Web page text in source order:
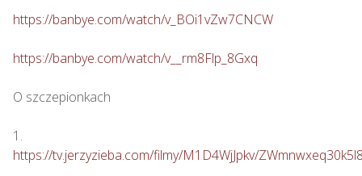
https://banbye.com/watch/v_BOi1vZw7CNCW
https://banbye.com/watch/v__rm8Flp_8Gxq
O szczepionkach
https://tv.jerzyzieba.com/filmy/M1D4WjJpkv/